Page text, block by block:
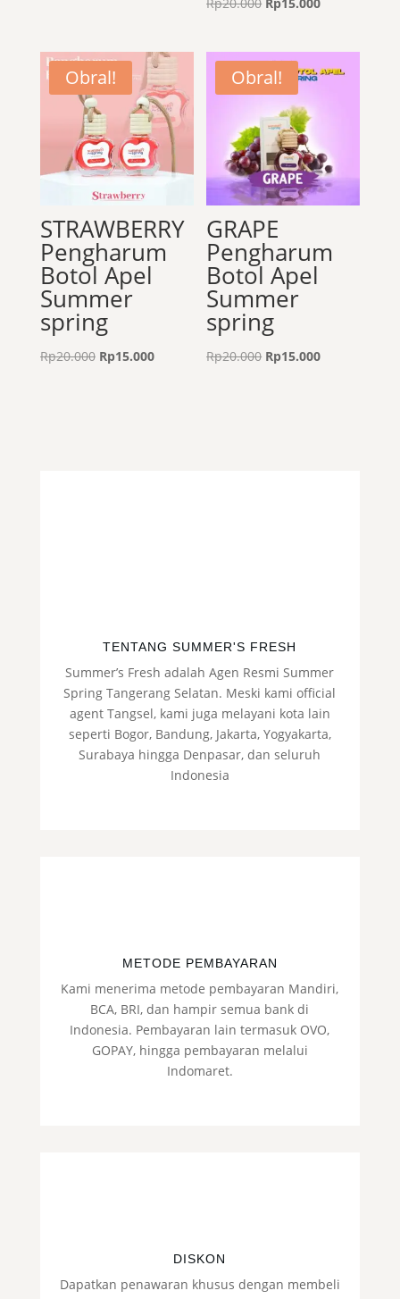
Rp20.000.adalah:
Rp15.000.
adalah:
Rp20.000.
ini
adalah:
Obral!
STRAWBERRY
Pengharum
Botol Apel
Summer
spring
Rp20.000 Harga
Rp15.000Harga
Obral!
GRAPE
Pengharum
Botol Apel
Summer
spring
Rp20.000 Harga
Rp15.000Harga
TENTANG SUMMER'S FRESH
Summer’s Fresh adalah Agen Resmi Summer
Spring Tangerang Selatan. Meski kami official
agent Tangsel, kami juga melayani kota lain
seperti Bogor, Bandung, Jakarta, Yogyakarta,
Surabaya hingga Denpasar, dan seluruh
Indonesia
METODE PEMBAYARAN
Kami menerima metode pembayaran Mandiri,
BCA, BRI, dan hampir semua bank di
Indonesia. Pembayaran lain termasuk OVO,
GOPAY, hingga pembayaran melalui
Indomaret.
DISKON
Dapatkan penawaran khusus dengan membeli